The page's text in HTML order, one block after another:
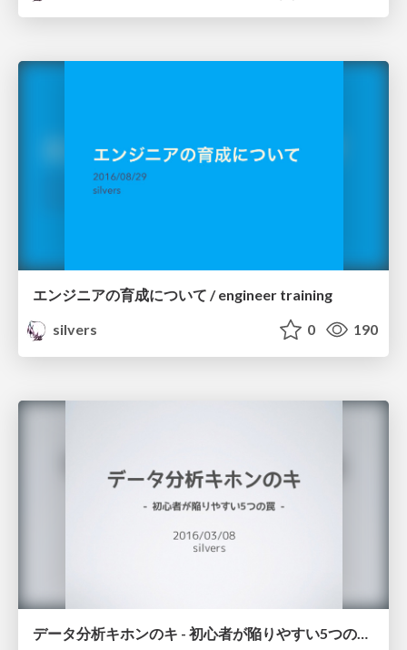
エンジニアの育成について / engineer training
silvers
0 190
データ分析キホンのキ - 初心者が陥りやすい5つの罠 - / 5trap